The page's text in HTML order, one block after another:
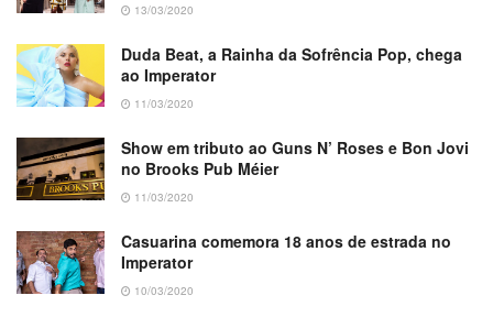
13/03/2020
Duda Beat, a Rainha da Sofrência Pop, chega
ao Imperator
11/03/2020
Show em tributo ao Guns N’ Roses e Bon Jovi
no Brooks Pub Méier
11/03/2020
Casuarina comemora 18 anos de estrada no
Imperator
10/03/2020